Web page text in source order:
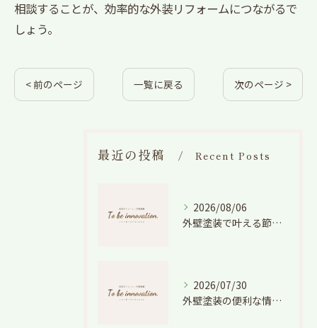
相談することが、効率的な外装リフォームにつながるで
しょう。
< 前のページ 一覧に戻る 次のページ >
最近の投稿 Recent Posts
2026/08/06
外壁塗装で叶える節電効果と愛知県の相場や色選びのポイントを徹底解説
2026/07/30
外壁塗装の便利な情報と失敗しない色や費用判断のコツを徹底解説